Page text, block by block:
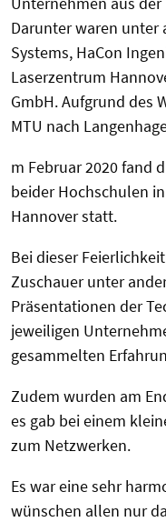
Darunter waren unter
Systems, HaCon
Laserzentrum
GmbH. Aufgrund des
MTU nach
m Februar 2020 fand
beider Hochschulen
Hannover statt.
Bei dieser
Zuschauer unter
Präsentationen der
jeweiligen
gesammelten
Zudem wurden am
es gab bei einem
zum Netzwerken.
Es war eine sehr
wünschen allen nur